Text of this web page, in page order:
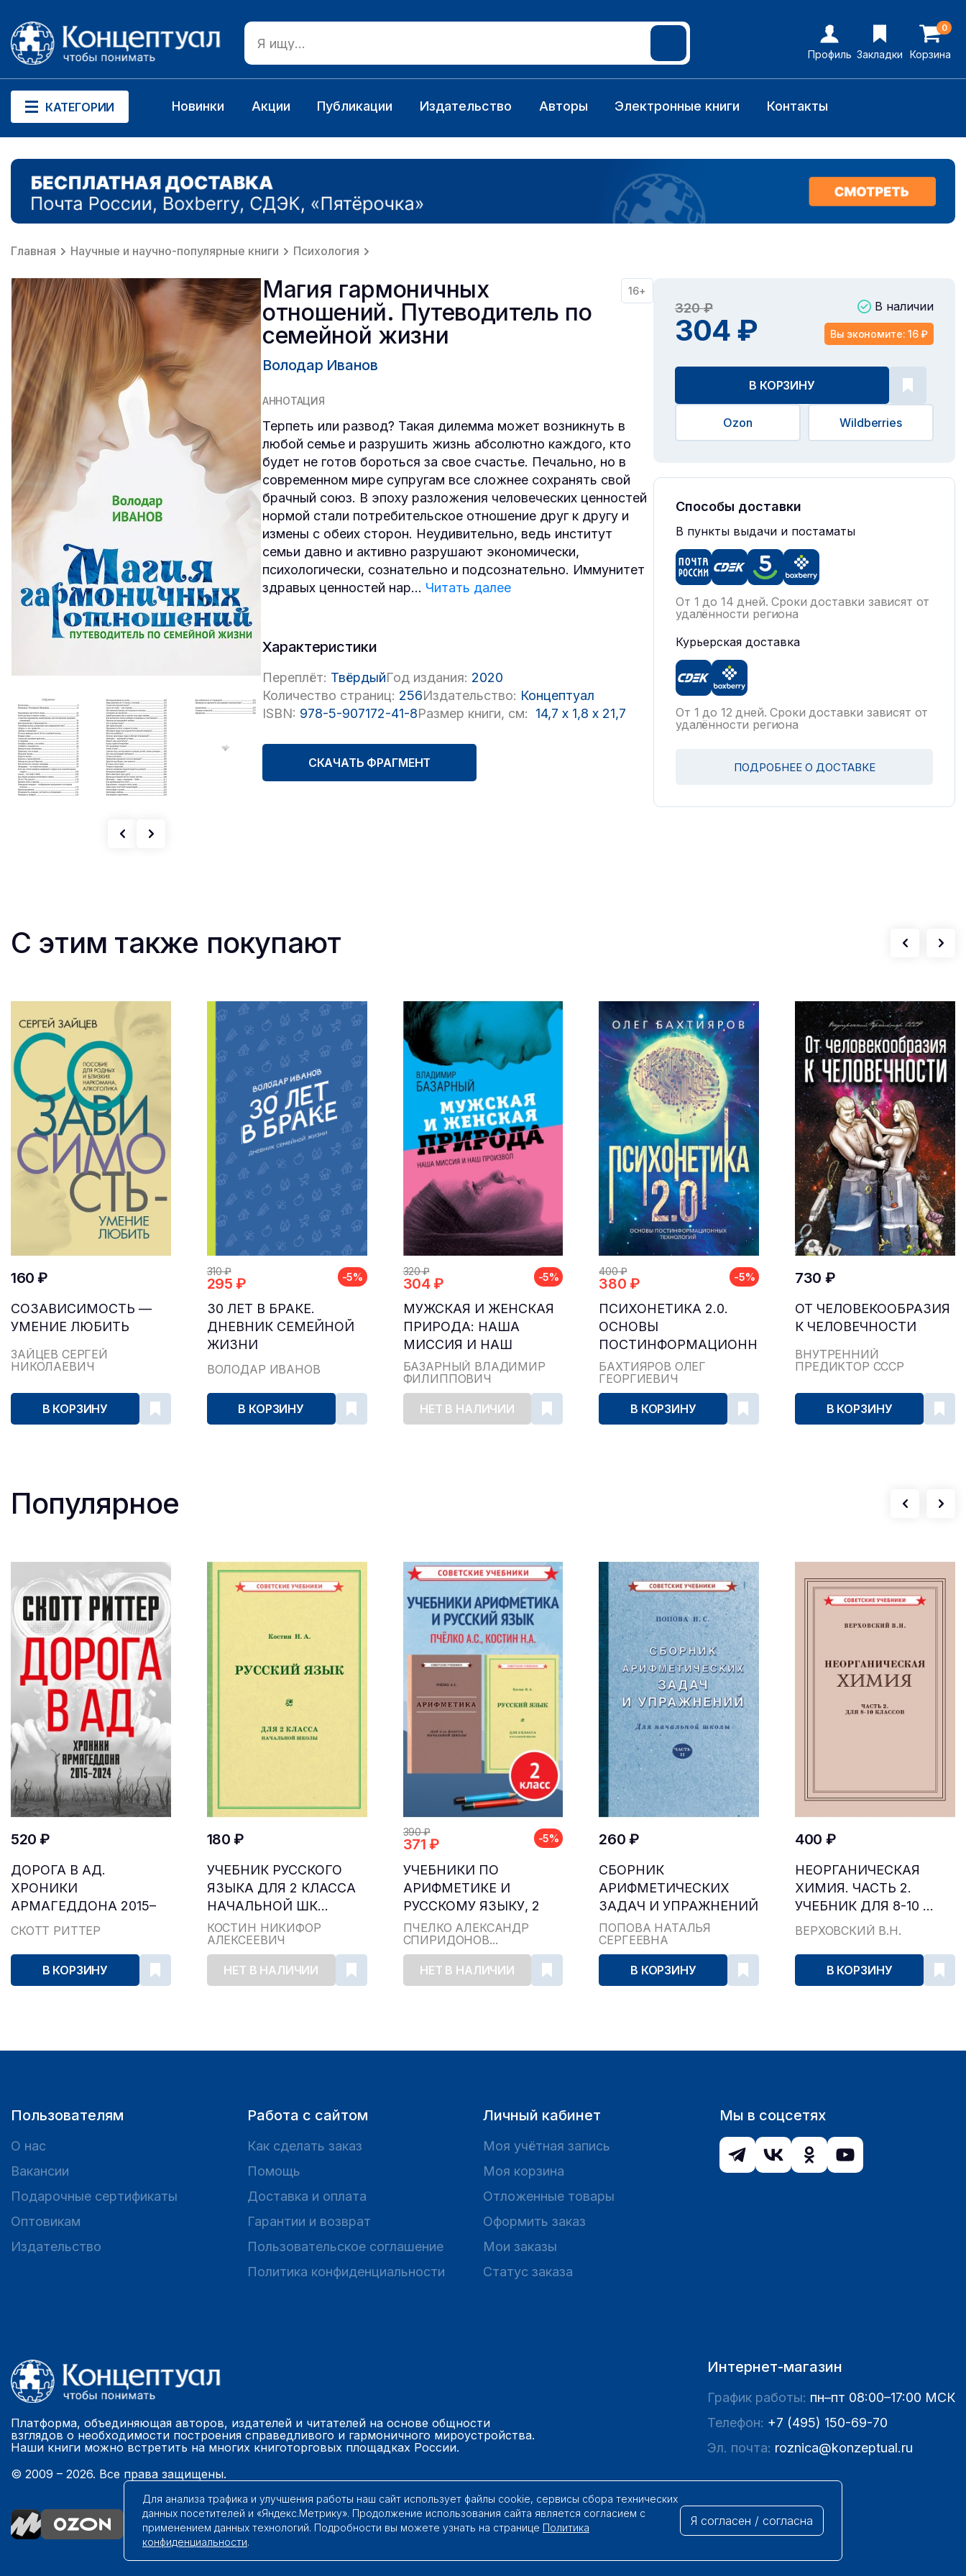
Профиль Закладки
0
Корзина
КАТЕГОРИИ Новинки Акции Публикации Издательство Авторы Электронные книги Контакты
Главная Научные и научно-популярные книги Психология
Магия гармоничных
отношений. Путеводитель по
семейной жизни
16+
Володар Иванов
АННОТАЦИЯ
Терпеть или развод? Такая дилемма может возникнуть в
любой семье и разрушить жизнь абсолютно каждого, кто
будет не готов бороться за свое счастье. Печально, но в
современном мире супругам все сложнее сохранять свой
брачный союз. В эпоху разложения человеческих ценностей
нормой стали потребительское отношение друг к другу и
измены с обеих сторон. Неудивительно, ведь институт
семьи давно и активно разрушают экономически,
психологически, сознательно и подсознательно. Иммунитет
здравых ценностей нар... Читать далее
Характеристики
Переплёт: ТвёрдыйГод издания: 2020
Количество страниц: 256Издательство: Концептуал
ISBN: 978-5-907172-41-8Размер книги, см: 14,7 x 1,8 x 21,7
СКАЧАТЬ ФРАГМЕНТ
320 ₽
304 ₽
В наличии
Вы экономите: 16 ₽
В КОРЗИНУ
Ozon Wildberries
Способы доставки
В пункты выдачи и постаматы
От 1 до 14 дней. Сроки доставки зависят от
удалённости региона
Курьерская доставка
От 1 до 12 дней. Сроки доставки зависят от
удалённости региона
ПОДРОБНЕЕ О ДОСТАВКЕ
С этим также покупают
160 ₽
СОЗАВИСИМОСТЬ —
УМЕНИЕ ЛЮБИТЬ
ЗАЙЦЕВ СЕРГЕЙ
НИКОЛАЕВИЧ
В КОРЗИНУ
310 ₽
295 ₽ -5%
30 ЛЕТ В БРАКЕ.
ДНЕВНИК СЕМЕЙНОЙ
ЖИЗНИ
ВОЛОДАР ИВАНОВ
В КОРЗИНУ
320 ₽
304 ₽ -5%
МУЖСКАЯ И ЖЕНСКАЯ
ПРИРОДА: НАША
МИССИЯ И НАШ
ПРОИЗВОЛ
БАЗАРНЫЙ ВЛАДИМИР
ФИЛИППОВИЧ
НЕТ В НАЛИЧИИ
400 ₽
380 ₽ -5%
ПСИХОНЕТИКА 2.0.
ОСНОВЫ
ПОСТИНФОРМАЦИОННЫХ
ТЕХНОЛОГИЙ
БАХТИЯРОВ ОЛЕГ
ГЕОРГИЕВИЧ
В КОРЗИНУ
730 ₽
ОТ ЧЕЛОВЕКООБРАЗИЯ
К ЧЕЛОВЕЧНОСТИ
ВНУТРЕННИЙ
ПРЕДИКТОР СССР
В КОРЗИНУ
Популярное
520 ₽
ДОРОГА В АД.
ХРОНИКИ
АРМАГЕДДОНА 2015–
2024
СКОТТ РИТТЕР
В КОРЗИНУ
180 ₽
УЧЕБНИК РУССКОГО
ЯЗЫКА ДЛЯ 2 КЛАССА
НАЧАЛЬНОЙ ШК...
КОСТИН НИКИФОР
АЛЕКСЕЕВИЧ
НЕТ В НАЛИЧИИ
390 ₽
371 ₽ -5%
УЧЕБНИКИ ПО
АРИФМЕТИКЕ И
РУССКОМУ ЯЗЫКУ, 2
КЛАСС...
ПЧЁЛКО АЛЕКСАНДР
СПИРИДОНОВ...
НЕТ В НАЛИЧИИ
260 ₽
СБОРНИК
АРИФМЕТИЧЕСКИХ
ЗАДАЧ И УПРАЖНЕНИЙ
ДЛЯ НА...
ПОПОВА НАТАЛЬЯ
СЕРГЕЕВНА
В КОРЗИНУ
400 ₽
НЕОРГАНИЧЕСКАЯ
ХИМИЯ. ЧАСТЬ 2.
УЧЕБНИК ДЛЯ 8-10 ...
ВЕРХОВСКИЙ В.Н.
В КОРЗИНУ
Пользователям
О нас
Вакансии
Подарочные сертификаты
Оптовикам
Издательство
Работа с сайтом
Как сделать заказ
Помощь
Доставка и оплата
Гарантии и возврат
Пользовательское соглашение
Политика конфиденциальности
Личный кабинет
Моя учётная запись
Моя корзина
Отложенные товары
Оформить заказ
Мои заказы
Статус заказа
Мы в соцсетях
Платформа, объединяющая авторов, издателей и читателей на основе общности
взглядов о необходимости построения справедливого и гармоничного мироустройства.
Наши книги можно встретить на многих книготорговых площадках России.
© 2009 – 2026. Все права защищены.
Интернет-магазин
График работы: пн–пт 08:00–17:00 МСК
Телефон: +7 (495) 150-69-70
Эл. почта: roznica@konzeptual.ru
Для анализа трафика и улучшения работы наш сайт использует файлы cookie, сервисы сбора технических
данных посетителей и «Яндекс.Метрику». Продолжение использования сайта является согласием с
применением данных технологий. Подробности вы можете узнать на странице Политика
конфиденциальности.
Я согласен / согласна